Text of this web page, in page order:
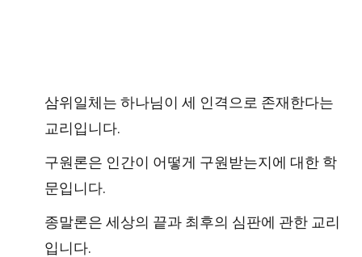
삼위일체는 하나님이 세 인격으로 존재한다는
교리입니다.
구원론은 인간이 어떻게 구원받는지에 대한 학
문입니다.
종말론은 세상의 끝과 최후의 심판에 관한 교리
입니다.